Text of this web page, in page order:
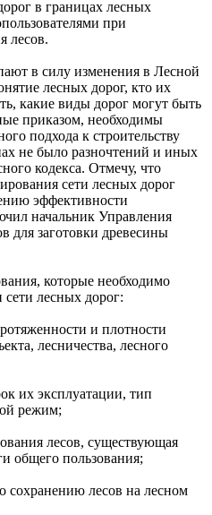
в границах лесных
при
лесов.
в силу изменения в Лесной
лесных дорог, кто их
какие виды дорог могут быть
приказом, необходимы
подхода к строительству
не было разночтений и иных
кодекса. Отмечу, что
сети лесных дорог
эффективности
начальник Управления
для заготовки древесины
которые необходимо
лесных дорог:
и плотности
лесничества, лесного
их эксплуатации, тип
режим;
лесов, существующая
общего пользования;
сохранению лесов на лесном